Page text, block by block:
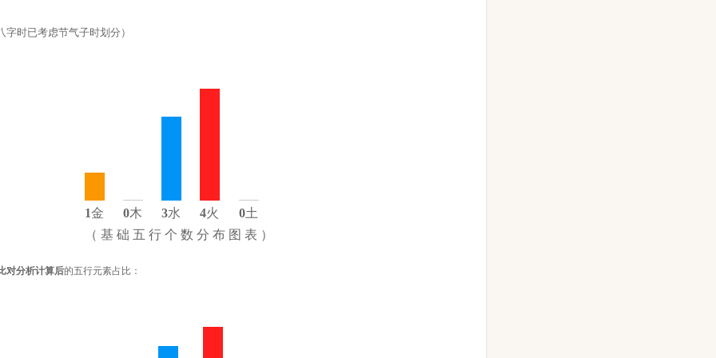
字时已考虑节气子时划分）
1金 0木 3水 4火 0土
（ 基 础 五 行 个 数 分 布 图 表 ）
对分析计算后的五行元素占比：